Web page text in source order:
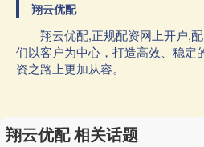
翔云优配
翔云优配,正规配资网上开户,
们以客户为中心，打造高效、稳定
资之路上更加从容。
翔云优配 相关话题